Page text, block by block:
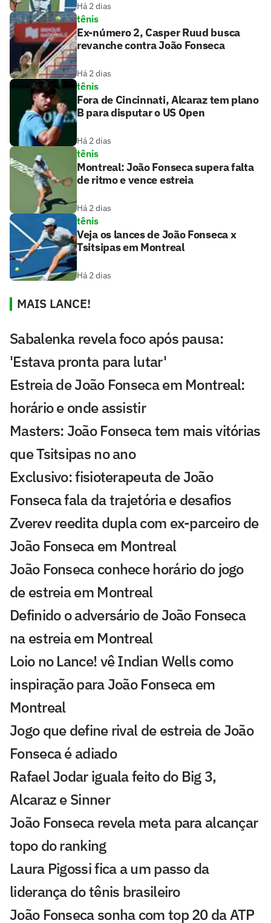
Há 2 dias
tênis
Ex-número 2, Casper Ruud busca
revanche contra João Fonseca
Há 2 dias
tênis
Fora de Cincinnati, Alcaraz tem plano
B para disputar o US Open
Há 2 dias
tênis
Montreal: João Fonseca supera falta
de ritmo e vence estreia
Há 2 dias
tênis
Veja os lances de João Fonseca x
Tsitsipas em Montreal
Há 2 dias
MAIS LANCE!
Sabalenka revela foco após pausa:
'Estava pronta para lutar'
Estreia de João Fonseca em Montreal:
horário e onde assistir
Masters: João Fonseca tem mais vitórias
que Tsitsipas no ano
Exclusivo: fisioterapeuta de João
Fonseca fala da trajetória e desafios
Zverev reedita dupla com ex-parceiro de
João Fonseca em Montreal
João Fonseca conhece horário do jogo
de estreia em Montreal
Definido o adversário de João Fonseca
na estreia em Montreal
Loio no Lance! vê Indian Wells como
inspiração para João Fonseca em
Montreal
Jogo que define rival de estreia de João
Fonseca é adiado
Rafael Jodar iguala feito do Big 3,
Alcaraz e Sinner
João Fonseca revela meta para alcançar
topo do ranking
Laura Pigossi fica a um passo da
liderança do tênis brasileiro
João Fonseca sonha com top 20 da ATP